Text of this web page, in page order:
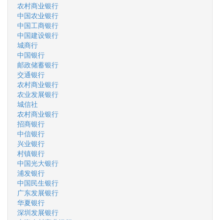
农村商业银行
中国农业银行
中国工商银行
中国建设银行
城商行
中国银行
邮政储蓄银行
交通银行
农村商业银行
农业发展银行
城信社
农村商业银行
招商银行
中信银行
兴业银行
村镇银行
中国光大银行
浦发银行
中国民生银行
广东发展银行
华夏银行
深圳发展银行